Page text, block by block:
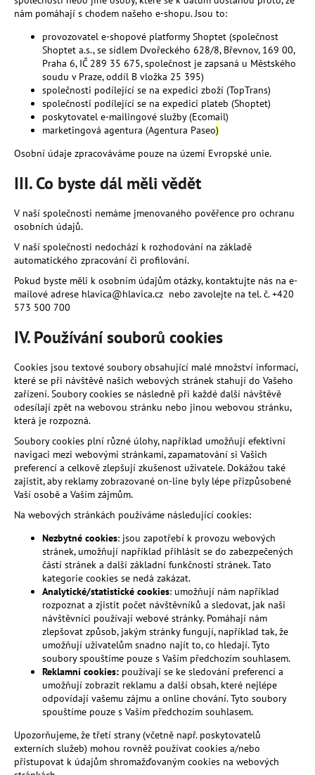
nám pomáhají s chodem našeho e-shopu. Jsou to:
provozovatel e-shopové platformy Shoptet (společnost
Shoptet a.s., se sídlem Dvořeckého 628/8, Břevnov, 169 00,
Praha 6, IČ 289 35 675, společnost je zapsaná u Městského
soudu v Praze, oddíl B vložka 25 395)
společnosti podílející se na expedici zboží (TopTrans)
společnosti podílející se na expedici plateb (Shoptet)
poskytovatel e-mailingové služby (Ecomail)
marketingová agentura (Agentura Paseo)
Osobní údaje zpracováváme pouze na území Evropské unie.
III. Co byste dál měli vědět
V naší společnosti nemáme jmenovaného pověřence pro ochranu
osobních údajů.
V naší společnosti nedochází k rozhodování na základě
automatického zpracování či profilování.
Pokud byste měli k osobním údajům otázky, kontaktujte nás na e-
mailové adrese hlavica@hlavica.cz nebo zavolejte na tel. č. +420
573 500 700
IV. Používání souborů cookies
Cookies jsou textové soubory obsahující malé množství informací,
které se při návštěvě našich webových stránek stahují do Vašeho
zařízení. Soubory cookies se následně při každé další návštěvě
odesílají zpět na webovou stránku nebo jinou webovou stránku,
která je rozpozná.
Soubory cookies plní různé úlohy, například umožňují efektivní
navigaci mezi webovými stránkami, zapamatování si Vašich
preferencí a celkově zlepšují zkušenost uživatele. Dokážou také
zajistit, aby reklamy zobrazované on-line byly lépe přizpůsobené
Vaší osobě a Vaším zájmům.
Na webových stránkách používáme následující cookies:
Nezbytné cookies: jsou zapotřebí k provozu webových
stránek, umožňují například přihlásit se do zabezpečených
částí stránek a další základní funkčnosti stránek. Tato
kategorie cookies se nedá zakázat.
Analytické/statistické cookies: umožňují nám například
rozpoznat a zjistit počet návštěvníků a sledovat, jak naši
návštěvníci používají webové stránky. Pomáhají nám
zlepšovat způsob, jakým stránky fungují, například tak, že
umožňují uživatelům snadno najít to, co hledají. Tyto
soubory spouštíme pouze s Vaším předchozím souhlasem.
Reklamní cookies: používají se ke sledování preferencí a
umožňují zobrazit reklamu a další obsah, které nejlépe
odpovídají vašemu zájmu a online chování. Tyto soubory
spouštíme pouze s Vaším předchozím souhlasem.
Upozorňujeme, že třetí strany (včetně např. poskytovatelů
externích služeb) mohou rovněž používat cookies a/nebo
přistupovat k údajům shromažďovaným cookies na webových